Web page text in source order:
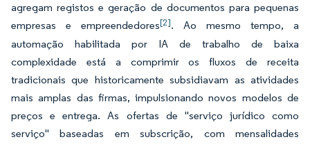
agregam registos e geração de documentos para pequenas
empresas e empreendedores[2]. Ao mesmo tempo, a
automação habilitada por IA de trabalho de baixa
complexidade está a comprimir os fluxos de receita
tradicionais que historicamente subsidiavam as atividades
mais amplas das firmas, impulsionando novos modelos de
preços e entrega. As ofertas de "serviço jurídico como
serviço" baseadas em subscrição, com mensalidades